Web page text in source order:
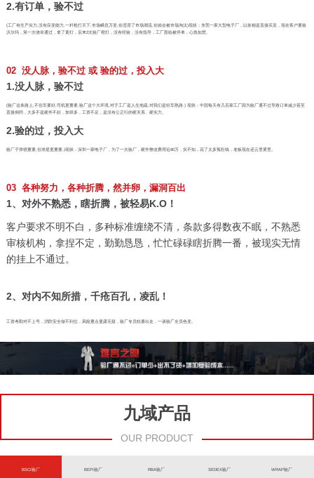
2.有订单，验不过
(工厂有生产实力,没有应变能力,一杆枪打天下,市场瞬息万变,你违背了市场潮流,你就会被市场淘汰)现状：东莞一家大型电子厂，以前都是直接买卖，现在客户要验
沃尔玛，第一次侥幸通过，拿了黄灯，后来2次验厂橙灯，没有经验，没有指导，工厂面临被停单，心急如焚。
02 没人脉，验不过 或 验的过，投入大
1.没人脉，验不过
(验厂这条路上,不但车要好,司机更重要,验厂这个大环境,对于工厂是人生地疏,对我们是轻车熟路.) 现状：中国每天有几百家工厂因为验厂通不过导致订单减少甚至
直接倒闭，大多不是硬件不好，加班多，工资不足，是没有公正行的硬关系、硬实力。
2.验的过，投入大
验厂子弹很重要,但准星更重要,)现状：深圳一家电子厂，为了一次验厂，硬件整改费用近80万，实不知，花了太多冤枉钱，老板现在还云里雾里。
03 各种努力，各种折腾，然并卵，漏洞百出
1、对外不熟悉，瞎折腾，被轻易K.O！
客户要求不明不白，多种标准缠绕不清，条款多得数夜不眠，不熟悉
审核机构，拿捏不定，勤勤恳恳，忙忙碌碌瞎折腾一番，被现实无情
的挂上不通过。
2、对内不知所措，千疮百孔，凌乱！
工资考勤对不上号，消防安全做不到位，风险重点显露无疑，验厂专员轮番出走，一谈验厂全员色变。
九域产品
OUR PRODUCT
BSCI验厂 BEPI验厂 RBA验厂 SEDEX验厂 WRAP验厂